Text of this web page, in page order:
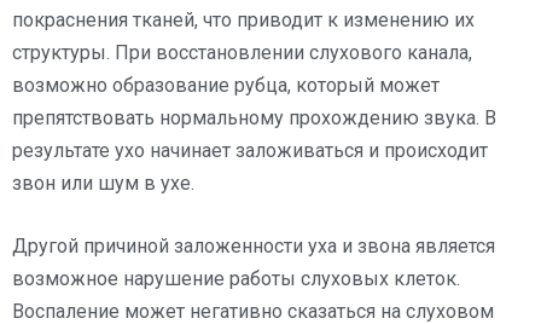
покраснения тканей, что приводит к изменению их
структуры. При восстановлении слухового канала,
возможно образование рубца, который может
препятствовать нормальному прохождению звука. В
результате ухо начинает заложиваться и происходит
звон или шум в ухе.
Другой причиной заложенности уха и звона является
возможное нарушение работы слуховых клеток.
Воспаление может негативно сказаться на слуховом